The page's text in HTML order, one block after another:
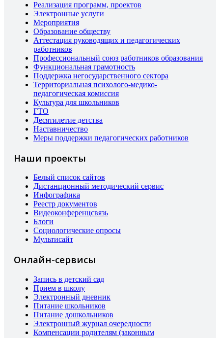
Реализация программ, проектов
Электронные услуги
Мероприятия
Образование обществу
Аттестация руководящих и педагогических
работников
Профессиональный союз работников образования
Функциональная грамотность
Поддержка негосударственного сектора
Территориальная психолого-медико-
педагогическая комиссия
Культура для школьников
ГТО
Десятилетие детства
Наставничество
Меры поддержки педагогических работников
Наши проекты
Белый список сайтов
Дистанционный методический сервис
Инфографика
Реестр документов
Видеоконференцсвязь
Блоги
Социологические опросы
Мультисайт
Онлайн-сервисы
Запись в детский сад
Прием в школу
Электронный дневник
Питание школьников
Питание дошкольников
Электронный журнал очередности
Компенсации родителям (законным